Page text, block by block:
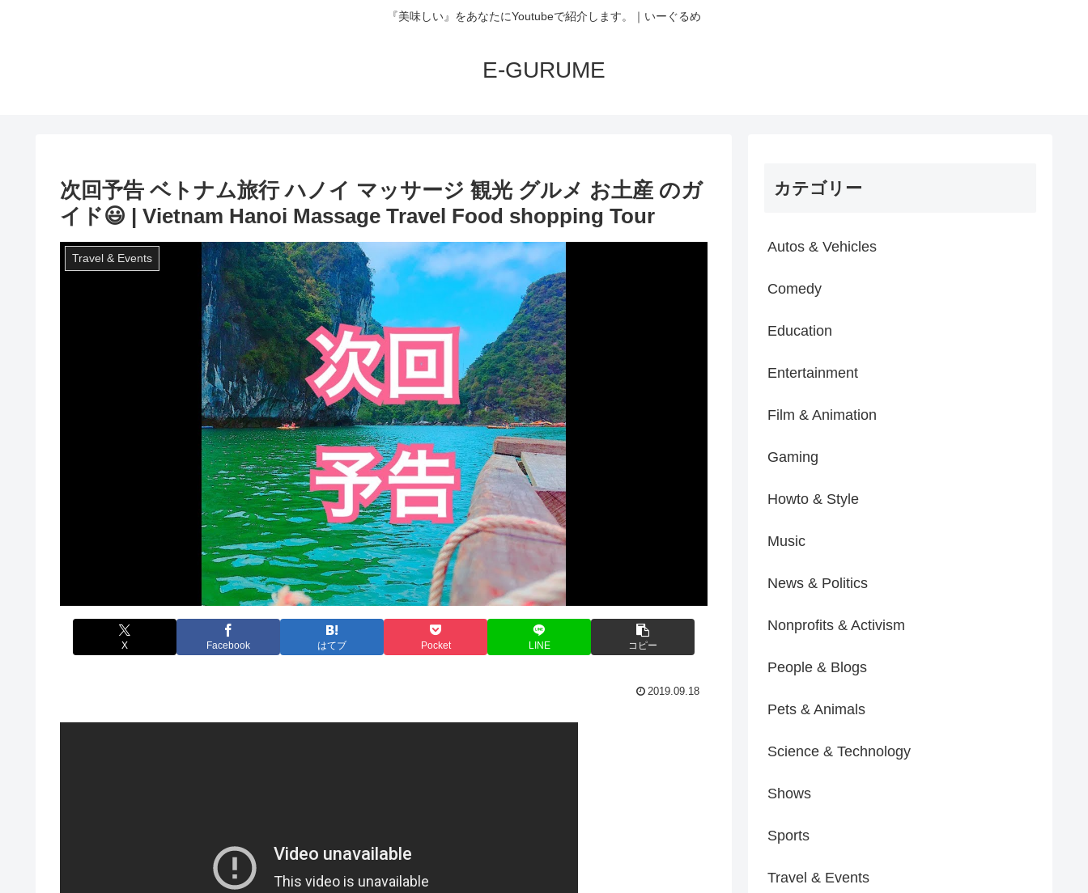
『美味しい』をあなたにYoutubeで紹介します。｜いーぐるめ
E-GURUME
次回予告 ベトナム旅行 ハノイ マッサージ 観光 グルメ お土産 のガ
イド😃 | Vietnam Hanoi Massage Travel Food shopping Tour
Travel & Events
X Facebook はてブ Pocket LINE コピー
2019.09.18
カテゴリー
Autos & Vehicles
Comedy
Education
Entertainment
Film & Animation
Gaming
Howto & Style
Music
News & Politics
Nonprofits & Activism
People & Blogs
Pets & Animals
Science & Technology
Shows
Sports
Travel & Events